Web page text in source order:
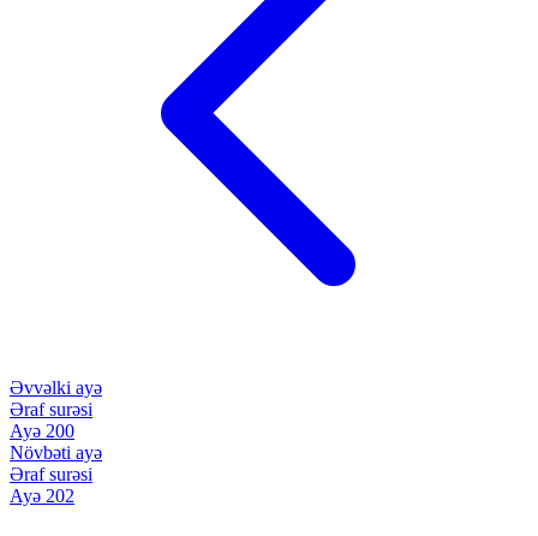
Əvvəlki ayə
Əraf surəsi
Ayə 200
Növbəti ayə
Əraf surəsi
Ayə 202